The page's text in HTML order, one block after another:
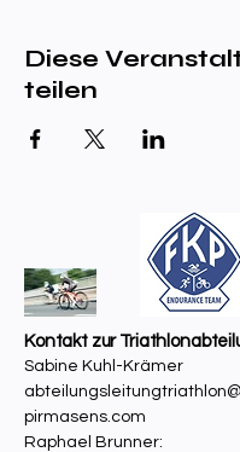
Diese
teilen
Kontakt zur
Sabine Kuhl-Krämer
pirmasens.com
Raphael Brunner: